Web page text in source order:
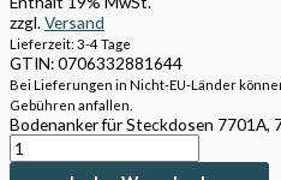
zzgl.Versand
Lieferzeit: 3-4 Tage
GTIN: 0706332881644
Bei Lieferungen in Nicht-EU-Länder
Gebühren anfallen.
Bodenanker für Steckdosen 7701A,